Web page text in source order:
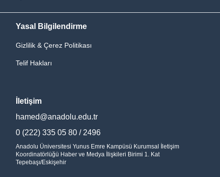
Yasal Bilgilendirme
Gizlilik & Çerez Politikası
Telif Hakları
İletişim
hamed@anadolu.edu.tr
0 (222) 335 05 80 / 2496
Anadolu Üniversitesi Yunus Emre Kampüsü Kurumsal İletişim
Koordinatörlüğü Haber ve Medya İlişkileri Birimi 1. Kat
Tepebaşı/Eskişehir